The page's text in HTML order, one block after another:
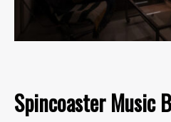
Spincoaster Music